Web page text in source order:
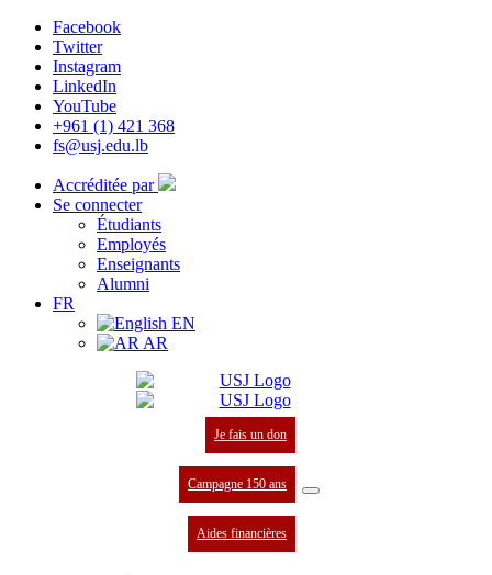
Facebook
Twitter
Instagram
LinkedIn
YouTube
+961 (1) 421 368
fs@usj.edu.lb
Accréditée par
Se connecter
Étudiants
Employés
Enseignants
Alumni
FR
EN
AR
Je fais un don
Campagne 150 ans
Aides financières